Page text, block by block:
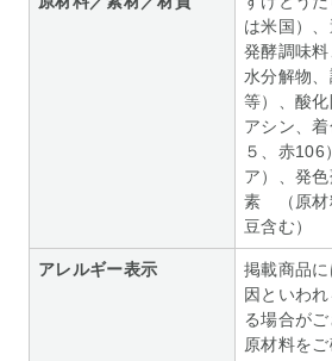
は米国）、
発酵調味
水分解物
等）、酸
アシン、
５、赤106
ア）、発
素 （原材
豆含む）
アレルギー表示
掲載商品
因といわ
る場合が
原材料をご